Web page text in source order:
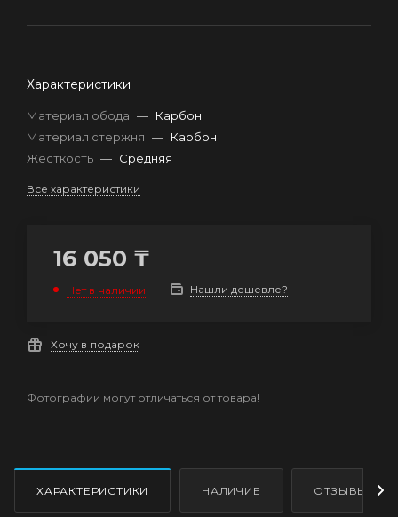
Характеристики
Материал обода — Карбон
Материал стержня — Карбон
Жесткость — Средняя
Все характеристики
16 050 ₸
Нет в наличии Нашли дешевле?
Хочу в подарок
Фотографии могут отличаться от товара!
ХАРАКТЕРИСТИКИ НАЛИЧИЕ ОТЗЫВЫ